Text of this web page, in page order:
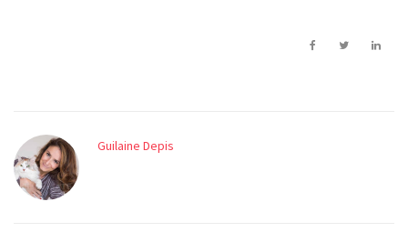
Guilaine Depis